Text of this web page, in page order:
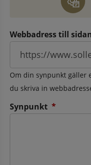
Webbadress till
Om din synpunkt gäller
du skriva in
Synpunkt *